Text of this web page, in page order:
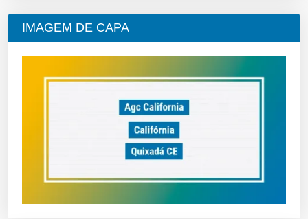
IMAGEM DE CAPA